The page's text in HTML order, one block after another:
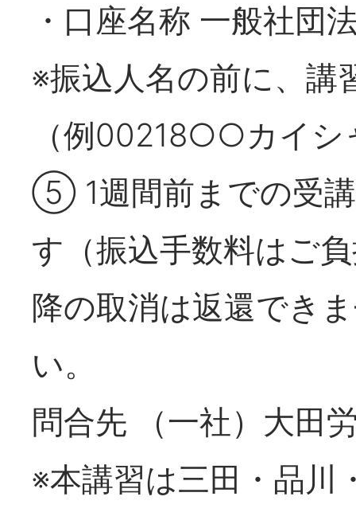
・口座名称 一般社団
※振込人名の前に、講
（例00218○○カイシ
⑤ 1週間前までの受
す（振込手数料はご
降の取消は返還でき
い。
問合先 （一社）大田
※本講習は三田・品川